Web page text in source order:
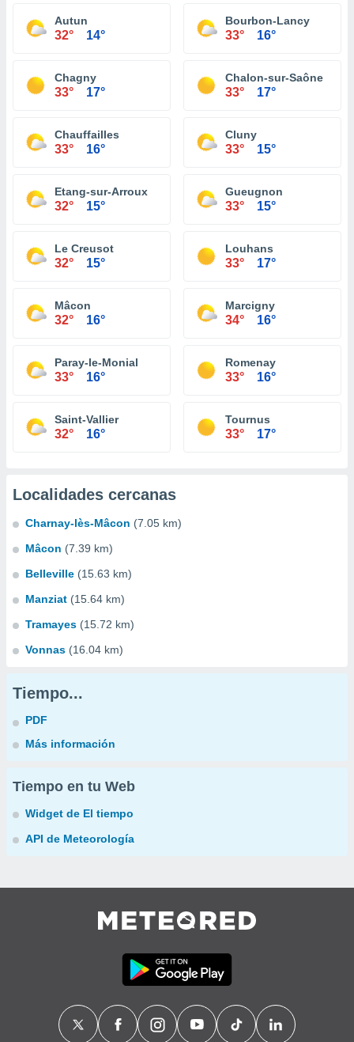
Autun
32° 14°
Bourbon-Lancy
33° 16°
Chagny
33° 17°
Chalon-sur-Saône
33° 17°
Chauffailles
33° 16°
Cluny
33° 15°
Etang-sur-Arroux
32° 15°
Gueugnon
33° 15°
Le Creusot
32° 15°
Louhans
33° 17°
Mâcon
32° 16°
Marcigny
34° 16°
Paray-le-Monial
33° 16°
Romenay
33° 16°
Saint-Vallier
32° 16°
Tournus
33° 17°
Localidades cercanas
Charnay-lès-Mâcon (7.05 km)
Mâcon (7.39 km)
Belleville (15.63 km)
Manziat (15.64 km)
Tramayes (15.72 km)
Vonnas (16.04 km)
Tiempo...
PDF
Más información
Tiempo en tu Web
Widget de El tiempo
API de Meteorología